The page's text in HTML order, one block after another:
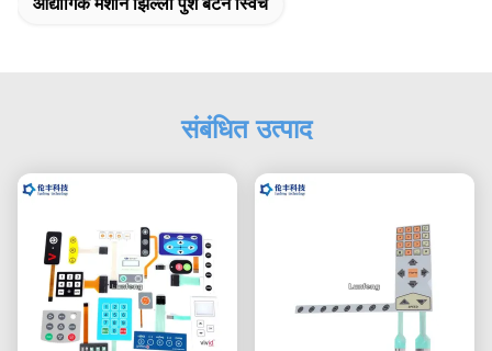
औद्योगिक मशीन झिल्ली पुश बटन स्विच
संबंधित उत्पाद